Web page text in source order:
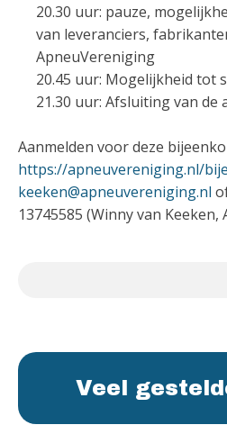
20.30 uur: pauze,
van leveranciers,
ApneuVereniging
20.45 uur: Mogelijkheid tot
21.30 uur: Afsluiting van de
Aanmelden voor deze
https://apneuvereniging.nl/
keeken@apneuvereniging.nl
13745585 (Winny van
Veel